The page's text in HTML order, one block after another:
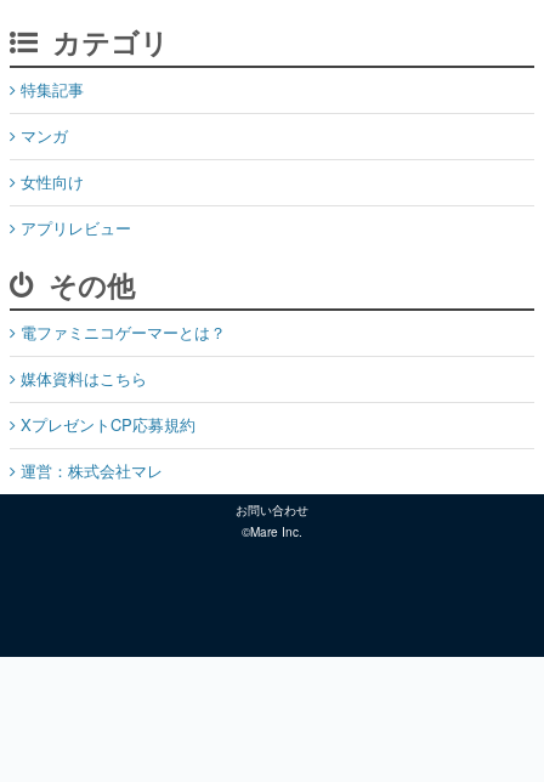
カテゴリ
特集記事
マンガ
女性向け
アプリレビュー
その他
電ファミニコゲーマーとは？
媒体資料はこちら
XプレゼントCP応募規約
運営：株式会社マレ
お問い合わせ
©Mare Inc.